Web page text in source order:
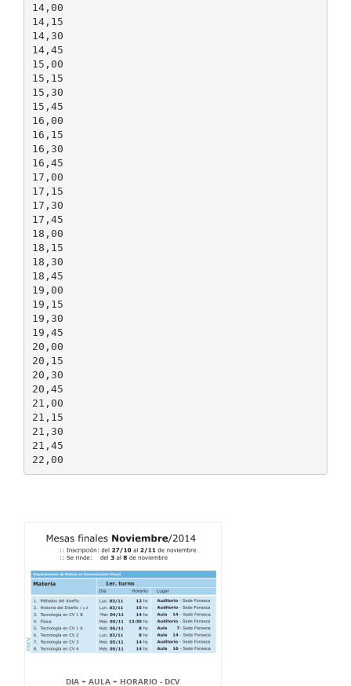
14,00
14,15
14,30
14,45
15,00
15,15
15,30
15,45
16,00
16,15
16,30
16,45
17,00
17,15
17,30
17,45
18,00
18,15
18,30
18,45
19,00
19,15
19,30
19,45
20,00
20,15
20,30
20,45
21,00
21,15
21,30
21,45
DIA + AULA + HORARIO - DCV